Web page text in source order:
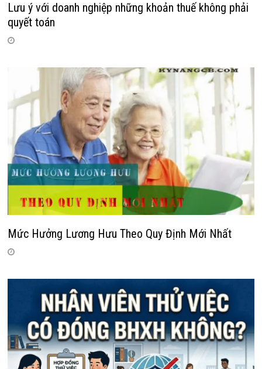
Lưu ý với doanh nghiệp những khoản thuế không phải
quyết toán
Mức Hưởng Lương Hưu Theo Quy Định Mới Nhất